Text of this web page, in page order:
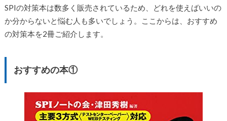
SPIの対策本は数多く販売されているため、どれを使えばいいの
か分からないと悩む人も多いでしょう。ここからは、おすすめ
の対策本を2冊ご紹介します。
おすすめの本①